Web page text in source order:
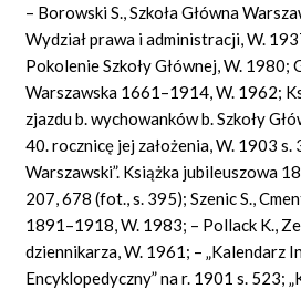
– Borowski S., Szkoła Główna
Wydział prawa i administracji, W.
Pokolenie Szkoły Głównej, W. 1980;
Warszawska 1661–1914, W. 1962;
zjazdu b. wychowanków b. Szkoły
40. rocznicę jej założenia, W. 1903 s.
Warszawski”. Książka jubileuszowa
207, 678 (fot., s. 395); Szenic S.,
1891–1918, W. 1983; – Pollack K.,
dziennikarza, W. 1961; – „Kalendarz
Encyklopedyczny” na r. 1901 s. 523;